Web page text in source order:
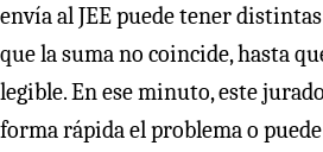
envía al JEE puede tener
que la suma no coincide, hasta
legible. En ese minuto, este
forma rápida el problema o